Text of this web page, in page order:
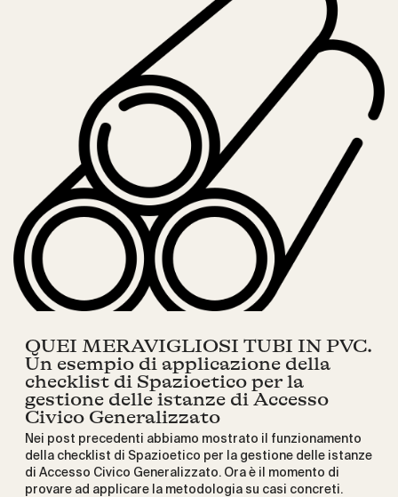
QUEI MERAVIGLIOSI TUBI IN PVC.
Un esempio di applicazione della
checklist di Spazioetico per la
gestione delle istanze di Accesso
Civico Generalizzato
Nei post precedenti abbiamo mostrato il funzionamento
della checklist di Spazioetico per la gestione delle istanze
di Accesso Civico Generalizzato. Ora è il momento di
provare ad applicare la metodologia su casi concreti.